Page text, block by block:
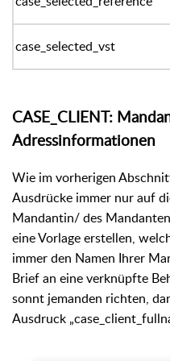
case_selected_vst
CASE_CLIENT:
Adressinformationen
Wie im vorherigen
Ausdrücke immer nur auf
Mandantin/ des
eine Vorlage erstellen,
immer den Namen Ihrer
Brief an eine verknüpfte
sonnt jemanden richten,
Ausdruck